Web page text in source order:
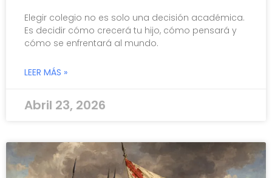
Elegir colegio no es solo una decisión académica.
Es decidir cómo crecerá tu hijo, cómo pensará y
cómo se enfrentará al mundo.
LEER MÁS »
Abril 23, 2026